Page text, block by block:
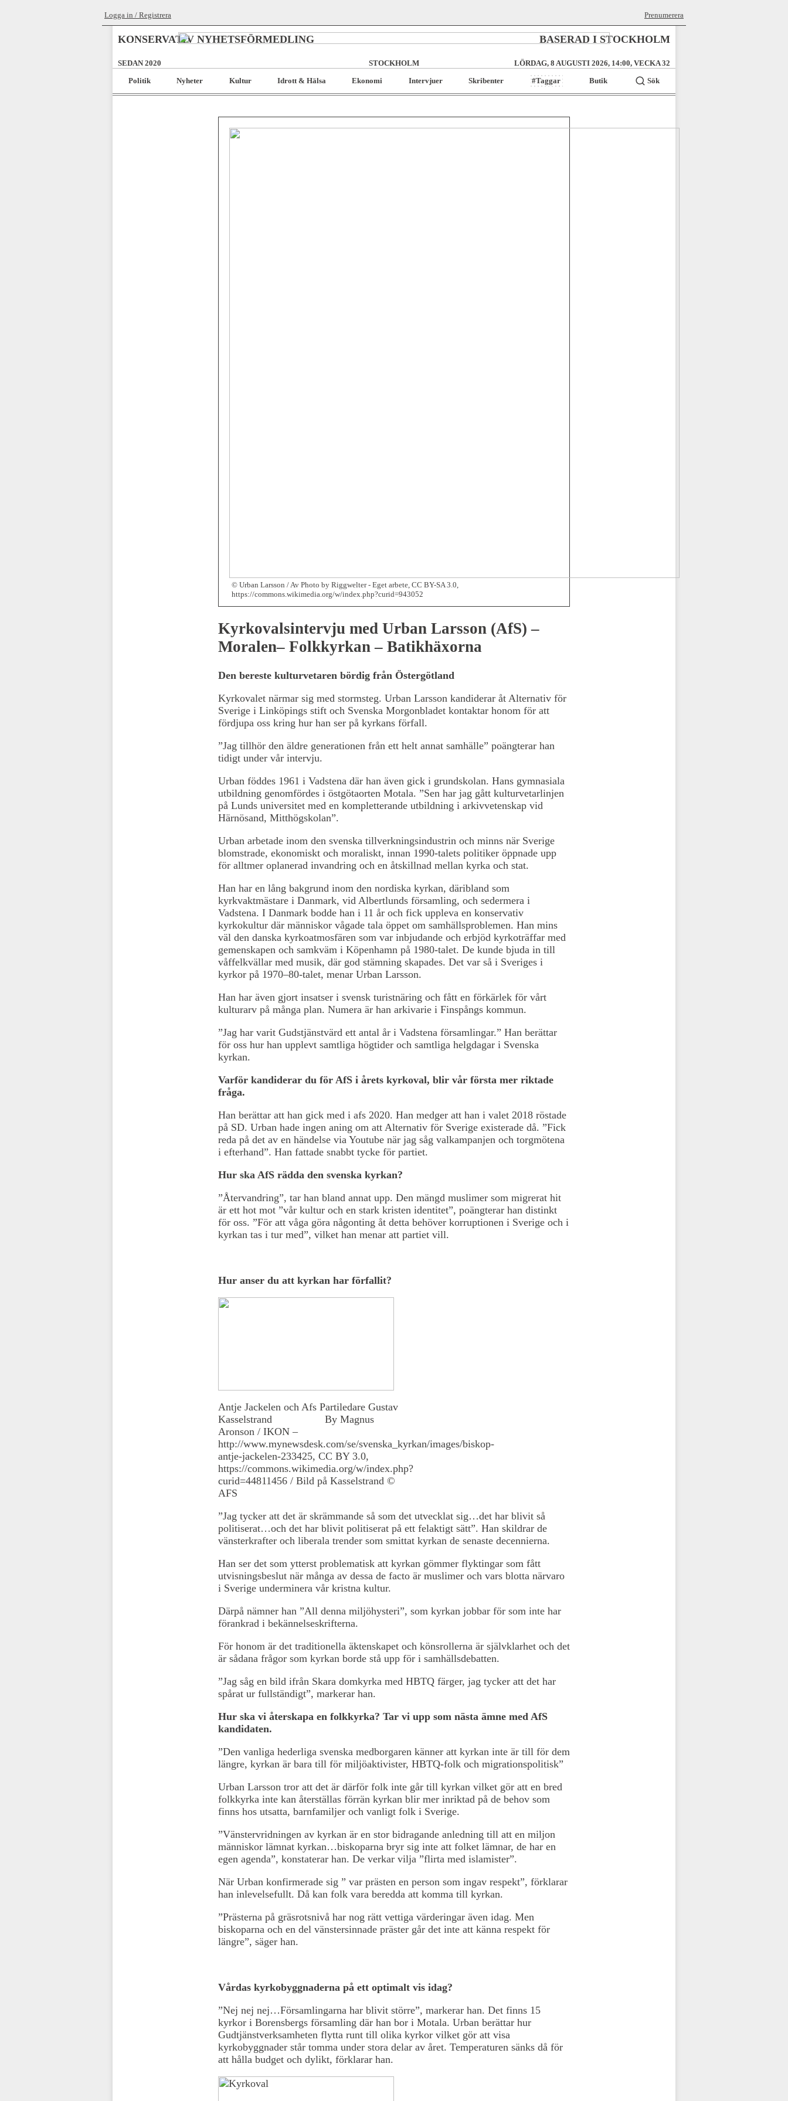
Logga in / Registrera Prenumerera
KONSERVATIV NYHETSFÖRMEDLING BASERAD I STOCKHOLM
SEDAN 2020 STOCKHOLM
LÖRDAG, 8 AUGUSTI 2026, 14:00, VECKA 32
Politik
Nyheter Kultur Idrott & Hälsa Ekonomi Intervjuer Skribenter #Taggar Butik Sök
© Urban Larsson / Av Photo by Riggwelter - Eget arbete, CC BY-SA 3.0,
https://commons.wikimedia.org/w/index.php?curid=943052
Kyrkovalsintervju med Urban Larsson (AfS) –
Moralen– Folkkyrkan – Batikhäxorna
Den bereste kulturvetaren bördig från Östergötland
Kyrkovalet närmar sig med stormsteg. Urban Larsson kandiderar åt Alternativ för
Sverige i Linköpings stift och Svenska Morgonbladet kontaktar honom för att
fördjupa oss kring hur han ser på kyrkans förfall.
”Jag tillhör den äldre generationen från ett helt annat samhälle” poängterar han
tidigt under vår intervju.
Urban föddes 1961 i Vadstena där han även gick i grundskolan. Hans gymnasiala
utbildning genomfördes i östgötaorten Motala. ”Sen har jag gått kulturvetarlinjen
på Lunds universitet med en kompletterande utbildning i arkivvetenskap vid
Härnösand, Mitthögskolan”.
Urban arbetade inom den svenska tillverkningsindustrin och minns när Sverige
blomstrade, ekonomiskt och moraliskt, innan 1990-talets politiker öppnade upp
för alltmer oplanerad invandring och en åtskillnad mellan kyrka och stat.
Han har en lång bakgrund inom den nordiska kyrkan, däribland som
kyrkvaktmästare i Danmark, vid Albertlunds församling, och sedermera i
Vadstena. I Danmark bodde han i 11 år och fick uppleva en konservativ
kyrkokultur där människor vågade tala öppet om samhällsproblemen. Han mins
väl den danska kyrkoatmosfären som var inbjudande och erbjöd kyrkoträffar med
gemenskapen och samkväm i Köpenhamn på 1980-talet. De kunde bjuda in till
våffelkvällar med musik, där god stämning skapades. Det var så i Sveriges i
kyrkor på 1970–80-talet, menar Urban Larsson.
Han har även gjort insatser i svensk turistnäring och fått en förkärlek för vårt
kulturarv på många plan. Numera är han arkivarie i Finspångs kommun.
”Jag har varit Gudstjänstvärd ett antal år i Vadstena församlingar.” Han berättar
för oss hur han upplevt samtliga högtider och samtliga helgdagar i Svenska
kyrkan.
Varför kandiderar du för AfS i årets kyrkoval, blir vår första mer riktade
fråga.
Han berättar att han gick med i afs 2020. Han medger att han i valet 2018 röstade
på SD. Urban hade ingen aning om att Alternativ för Sverige existerade då. ”Fick
reda på det av en händelse via Youtube när jag såg valkampanjen och torgmötena
i efterhand”. Han fattade snabbt tycke för partiet.
Hur ska AfS rädda den svenska kyrkan?
”Återvandring”, tar han bland annat upp. Den mängd muslimer som migrerat hit
är ett hot mot ”vår kultur och en stark kristen identitet”, poängterar han distinkt
för oss. ”För att våga göra någonting åt detta behöver korruptionen i Sverige och i
kyrkan tas i tur med”, vilket han menar att partiet vill.
Hur anser du att kyrkan har förfallit?
Antje Jackelen och Afs Partiledare Gustav
Kasselstrand By Magnus
Aronson / IKON –
http://www.mynewsdesk.com/se/svenska_kyrkan/images/biskop-
antje-jackelen-233425, CC BY 3.0,
https://commons.wikimedia.org/w/index.php?
curid=44811456 / Bild på Kasselstrand ©
AFS
”Jag tycker att det är skrämmande så som det utvecklat sig…det har blivit så
politiserat…och det har blivit politiserat på ett felaktigt sätt”. Han skildrar de
vänsterkrafter och liberala trender som smittat kyrkan de senaste decennierna.
Han ser det som ytterst problematisk att kyrkan gömmer flyktingar som fått
utvisningsbeslut när många av dessa de facto är muslimer och vars blotta närvaro
i Sverige underminera vår kristna kultur.
Därpå nämner han ”All denna miljöhysteri”, som kyrkan jobbar för som inte har
förankrad i bekännelseskrifterna.
För honom är det traditionella äktenskapet och könsrollerna är självklarhet och det
är sådana frågor som kyrkan borde stå upp för i samhällsdebatten.
”Jag såg en bild ifrån Skara domkyrka med HBTQ färger, jag tycker att det har
spårat ur fullständigt”, markerar han.
Hur ska vi återskapa en folkkyrka? Tar vi upp som nästa ämne med AfS
kandidaten.
”Den vanliga hederliga svenska medborgaren känner att kyrkan inte är till för dem
längre, kyrkan är bara till för miljöaktivister, HBTQ-folk och migrationspolitisk”
Urban Larsson tror att det är därför folk inte går till kyrkan vilket gör att en bred
folkkyrka inte kan återställas förrän kyrkan blir mer inriktad på de behov som
finns hos utsatta, barnfamiljer och vanligt folk i Sverige.
”Vänstervridningen av kyrkan är en stor bidragande anledning till att en miljon
människor lämnat kyrkan…biskoparna bryr sig inte att folket lämnar, de har en
egen agenda”, konstaterar han. De verkar vilja ”flirta med islamister”.
När Urban konfirmerade sig ” var prästen en person som ingav respekt”, förklarar
han inlevelsefullt. Då kan folk vara beredda att komma till kyrkan.
”Prästerna på gräsrotsnivå har nog rätt vettiga värderingar även idag. Men
biskoparna och en del vänstersinnade präster går det inte att känna respekt för
längre”, säger han.
Vårdas kyrkobyggnaderna på ett optimalt vis idag?
”Nej nej nej…Församlingarna har blivit större”, markerar han. Det finns 15
kyrkor i Borensbergs församling där han bor i Motala. Urban berättar hur
Gudtjänstverksamheten flytta runt till olika kyrkor vilket gör att visa
kyrkobyggnader står tomma under stora delar av året. Temperaturen sänks då för
att hålla budget och dylikt, förklarar han.